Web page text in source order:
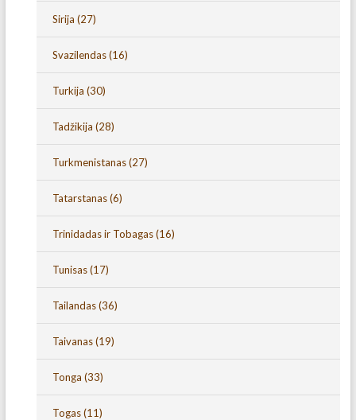
Sirija (27)
Svazilendas(16)
Turkija (30)
Tadžikija (28)
Turkmenistanas(27)
Tatarstanas(6)
Trinidadas ir Tobagas(16)
Tunisas(17)
Tailandas(36)
Taivanas(19)
Tonga (33)
Togas(11)